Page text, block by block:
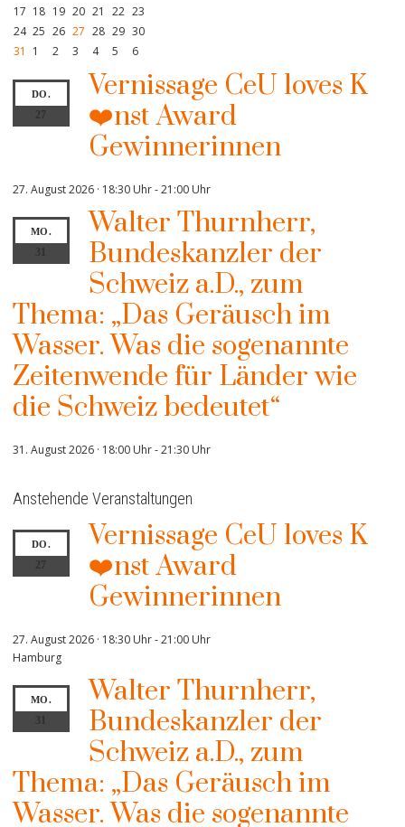
17 18 19 20 21 22 23
24 25 26 27 28 29 30
31
1 2 3 4 5 6
DO.
27
Vernissage CeU loves K
❤️nst Award
Gewinnerinnen
27. August 2026 · 18:30 Uhr-21:00 Uhr
MO.
31
Walter Thurnherr,
Bundeskanzler der
Schweiz a.D., zum
Thema: „Das Geräusch im
Wasser. Was die sogenannte
Zeitenwende für Länder wie
die Schweiz bedeutet“
31. August 2026 · 18:00 Uhr-21:30 Uhr
Anstehende Veranstaltungen
DO.
27
Vernissage CeU loves K
❤️nst Award
Gewinnerinnen
27. August 2026 · 18:30 Uhr-21:00 Uhr
Hamburg
MO.
31
Walter Thurnherr,
Bundeskanzler der
Schweiz a.D., zum
Thema: „Das Geräusch im
Wasser. Was die sogenannte